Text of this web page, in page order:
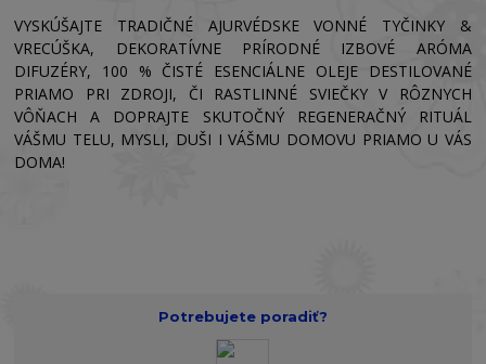
VYSKÚŠAJTE TRADIČNÉ AJURVÉDSKE VONNÉ TYČINKY &
VRECÚŠKA, DEKORATÍVNE PRÍRODNÉ IZBOVÉ ARÓMA
DIFUZÉRY, 100 % ČISTÉ ESENCIÁLNE OLEJE DESTILOVANÉ
PRIAMO PRI ZDROJI, ČI RASTLINNÉ SVIEČKY V RÔZNYCH
VÔŇACH A DOPRAJTE SKUTOČNÝ REGENERAČNÝ RITUÁL
VÁŠMU TELU, MYSLI, DUŠI I VÁŠMU DOMOVU PRIAMO U VÁS
DOMA!
Potrebujete poradiť?